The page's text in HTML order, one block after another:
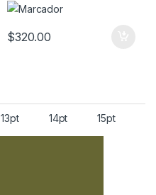
$320.00
13pt 14pt 15pt